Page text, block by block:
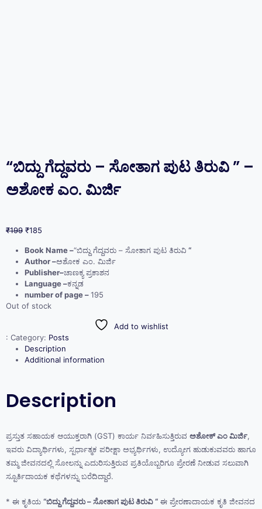
“ಬಿದ್ದು ಗೆದ್ದವರು – ಸೋತಾಗ ಪುಟ ತಿರುವಿ ” –
ಅಶೋಕ ಎಂ. ಮಿರ್ಜಿ
₹199 ₹185
Book Name –“ಬಿದ್ದು ಗೆದ್ದವರು – ಸೋತಾಗ ಪುಟ ತಿರುವಿ “
Author –ಅಶೋಕ ಎಂ. ಮಿರ್ಜಿ
Publisher–ಚಾಣಕ್ಯ ಪ್ರಕಾಶನ
Language –ಕನ್ನಡ
number of page –195
Out of stock
Add to wishlist
: Category: Posts
Description
Additional information
Description
ಪ್ರಸ್ತುತ ಸಹಾಯಕ ಆಯುಕ್ತರಾಗಿ (GST) ಕಾರ್ಯ ನಿರ್ವಹಿಸುತ್ತಿರುವ ಅಶೋಕ್ ಎಂ ಮಿರ್ಜಿ,
ಇವರು ವಿದ್ಯಾರ್ಥಿಗಳು, ಸ್ಪರ್ಧಾತ್ಮಕ ಪರೀಕ್ಷಾ ಅಭ್ಯರ್ಥಿಗಳು, ಉದ್ಯೋಗ ಹುಡುಕುವವರು ಹಾಗೂ
ತಮ್ಮ ಜೀವನದಲ್ಲಿ ಸೋಲನ್ನು ಎದುರಿಸುತ್ತಿರುವ ಪ್ರತಿಯೊಬ್ಬರಿಗೂ ಪ್ರೇರಣೆ ನೀಡುವ ಸಲುವಾಗಿ
ಸ್ಪೂರ್ತಿದಾಯಕ ಕಥೆಗಳನ್ನು ಬರೆದಿದ್ದಾರೆ.
* ಈ ಕೃತಿಯ “ಬಿದ್ದು ಗೆದ್ದವರು – ಸೋತಾಗ ಪುಟ ತಿರುವಿ “ ಈ ಪ್ರೇರಣಾದಾಯಕ ಕೃತಿ ಜೀವನದ